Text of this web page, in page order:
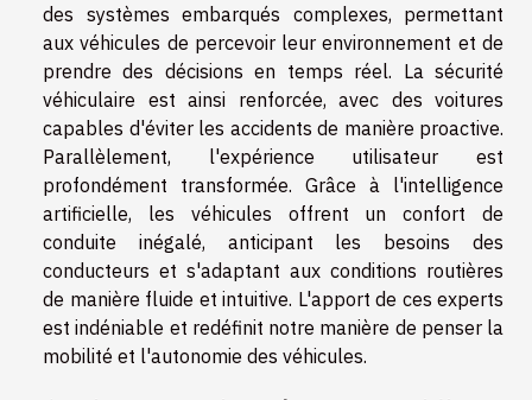
des systèmes embarqués complexes, permettant
aux véhicules de percevoir leur environnement et de
prendre des décisions en temps réel. La sécurité
véhiculaire est ainsi renforcée, avec des voitures
capables d'éviter les accidents de manière proactive.
Parallèlement, l'expérience utilisateur est
profondément transformée. Grâce à l'intelligence
artificielle, les véhicules offrent un confort de
conduite inégalé, anticipant les besoins des
conducteurs et s'adaptant aux conditions routières
de manière fluide et intuitive. L'apport de ces experts
est indéniable et redéfinit notre manière de penser la
mobilité et l'autonomie des véhicules.